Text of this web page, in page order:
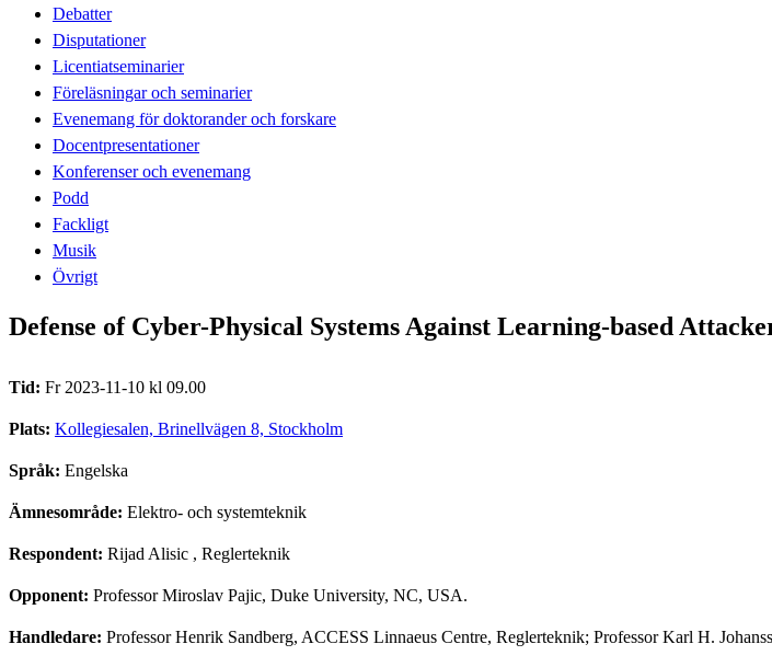
Debatter
Disputationer
Licentiatseminarier
Föreläsningar och seminarier
Evenemang för doktorander och forskare
Docentpresentationer
Konferenser och evenemang
Podd
Fackligt
Musik
Övrigt
Defense of Cyber-Physical Systems Against Learning-based
Tid: Fr 2023-11-10 kl 09.00
Plats: Kollegiesalen, Brinellvägen 8, Stockholm
Språk: Engelska
Ämnesområde: Elektro- och systemteknik
Respondent: Rijad Alisic , Reglerteknik
Opponent: Professor Miroslav Pajic, Duke University, NC, USA.
Handledare: Professor Henrik Sandberg, ACCESS Linnaeus Centre, Reglerteknik; Professor Karl H.